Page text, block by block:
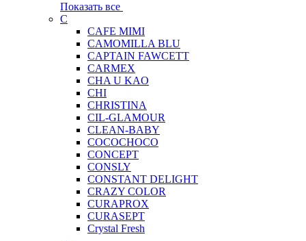
Показать все
C
CAFE MIMI
CAMOMILLA BLU
CAPTAIN FAWCETT
CARMEX
CHA U KAO
CHI
CHRISTINA
CIL-GLAMOUR
CLEAN-BABY
COCOCHOCO
CONCEPT
CONSLY
CONSTANT DELIGHT
CRAZY COLOR
CURAPROX
CURASEPT
Crystal Fresh